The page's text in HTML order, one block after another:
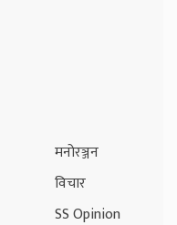
मनोरञ्जन
विचार
SS Opinion